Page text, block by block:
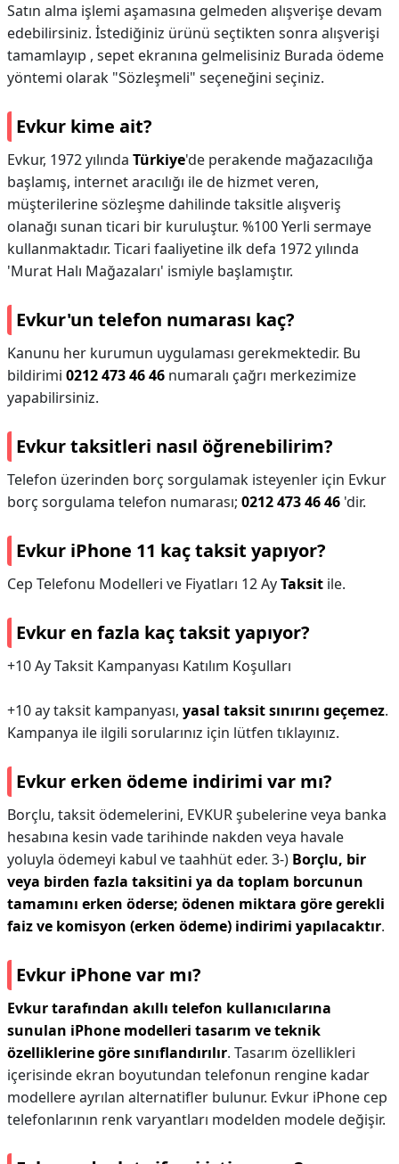
Satın alma işlemi aşamasına gelmeden alışverişe devam
edebilirsiniz. İstediğiniz ürünü seçtikten sonra alışverişi
tamamlayıp , sepet ekranına gelmelisiniz Burada ödeme
yöntemi olarak "Sözleşmeli" seçeneğini seçiniz.
Evkur kime ait?
Evkur, 1972 yılında Türkiye'de perakende mağazacılığa
başlamış, internet aracılığı ile de hizmet veren,
müşterilerine sözleşme dahilinde taksitle alışveriş
olanağı sunan ticari bir kuruluştur. %100 Yerli sermaye
kullanmaktadır. Ticari faaliyetine ilk defa 1972 yılında
'Murat Halı Mağazaları' ismiyle başlamıştır.
Evkur'un telefon numarası kaç?
Kanunu her kurumun uygulaması gerekmektedir. Bu
bildirimi 0212 473 46 46 numaralı çağrı merkezimize
yapabilirsiniz.
Evkur taksitleri nasıl öğrenebilirim?
Telefon üzerinden borç sorgulamak isteyenler için Evkur
borç sorgulama telefon numarası; 0212 473 46 46 'dir.
Evkur iPhone 11 kaç taksit yapıyor?
Cep Telefonu Modelleri ve Fiyatları 12 AyTaksit ile.
Evkur en fazla kaç taksit yapıyor?
+10 Ay Taksit Kampanyası Katılım Koşulları
+10 ay taksit kampanyası, yasal taksit sınırını geçemez.
Kampanya ile ilgili sorularınız için lütfen tıklayınız.
Evkur erken ödeme indirimi var mı?
Borçlu, taksit ödemelerini, EVKUR şubelerine veya banka
hesabına kesin vade tarihinde nakden veya havale
yoluyla ödemeyi kabul ve taahhüt eder. 3-) Borçlu, bir
veya birden fazla taksitini ya da toplam borcunun
tamamını erken öderse; ödenen miktara göre gerekli
faiz ve komisyon (erken ödeme) indirimi yapılacaktır.
Evkur iPhone var mı?
Evkur tarafından akıllı telefon kullanıcılarına
sunulan iPhone modelleri tasarım ve teknik
özelliklerine göre sınıflandırılır. Tasarım özellikleri
içerisinde ekran boyutundan telefonun rengine kadar
modellere ayrılan alternatifler bulunur. Evkur iPhone cep
telefonlarının renk varyantları modelden modele değişir.